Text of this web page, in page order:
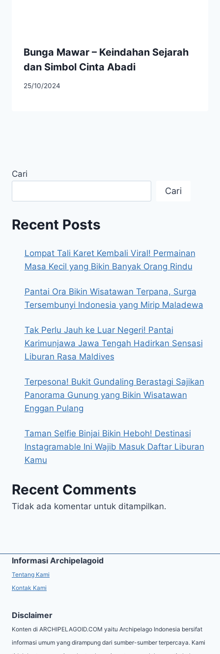
Bunga Mawar – Keindahan Sejarah
dan Simbol Cinta Abadi
25/10/2024
Cari
Cari
Recent Posts
Lompat Tali Karet Kembali Viral! Permainan
Masa Kecil yang Bikin Banyak Orang Rindu
Pantai Ora Bikin Wisatawan Terpana, Surga
Tersembunyi Indonesia yang Mirip Maladewa
Tak Perlu Jauh ke Luar Negeri! Pantai
Karimunjawa Jawa Tengah Hadirkan Sensasi
Liburan Rasa Maldives
Terpesona! Bukit Gundaling Berastagi Sajikan
Panorama Gunung yang Bikin Wisatawan
Enggan Pulang
Taman Selfie Binjai Bikin Heboh! Destinasi
Instagramable Ini Wajib Masuk Daftar Liburan
Kamu
Recent Comments
Tidak ada komentar untuk ditampilkan.
Informasi Archipelagoid
Tentang Kami
Kontak Kami
Disclaimer
Konten di ARCHIPELAGOID.COM yaitu Archipelago Indonesia bersifat
informasi umum yang dirampung dari sumber-sumber terpercaya. Kami